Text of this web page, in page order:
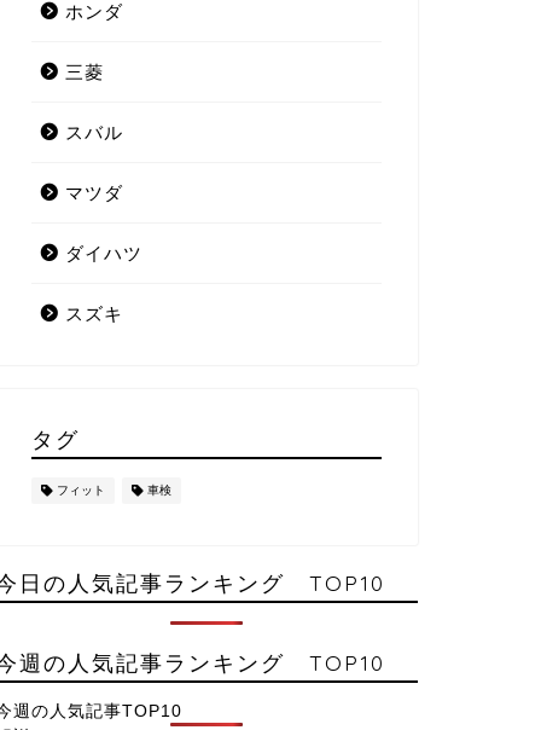
ホンダ
三菱
スバル
マツダ
ダイハツ
スズキ
タグ
フィット 車検
日の人気記事ランキング TOP10
週の人気記事ランキング TOP10
週の人気記事TOP10